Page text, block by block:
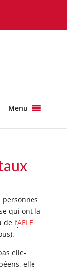
Menu
personnes
qui ont la
de l’AELE
elle-
elle